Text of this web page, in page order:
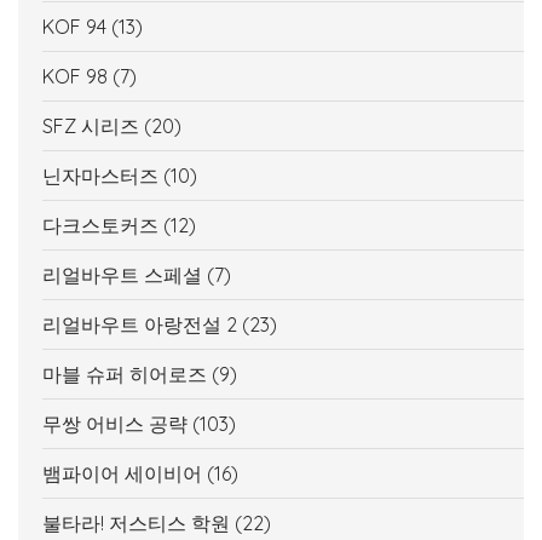
KOF 94 (13)
KOF 98 (7)
SFZ 시리즈 (20)
닌자마스터즈 (10)
다크스토커즈 (12)
리얼바우트 스페셜 (7)
리얼바우트 아랑전설 2 (23)
마블 슈퍼 히어로즈 (9)
무쌍 어비스 공략 (103)
뱀파이어 세이비어 (16)
불타라! 저스티스 학원 (22)